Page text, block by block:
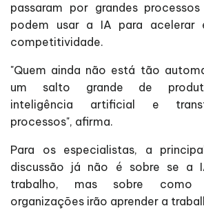
passaram por grandes
podem usar a IA para acelerar
competitividade.
"Quem ainda não está tão
um salto grande de
inteligência artificial e
processos", afirma.
Para os especialistas, a
discussão já não é sobre se a
trabalho, mas sobre como
organizações irão aprender a